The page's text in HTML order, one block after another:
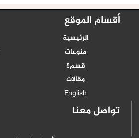
أقسام الموقع
الرئيسية
منوعات
قسم5
مقالات
English
تواصل معنا